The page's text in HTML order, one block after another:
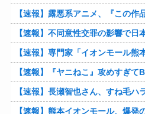
【速報】露悪系アニメ、『この作品』
【速報】不同意性交罪の影響で日
【速報】専門家「イオンモール熊本の爆心地
【速報】『ヤニねこ』攻めすぎて
【速報】長瀬智也さん、すね毛ハラスメントを謝罪「不
【速報】熊本イオンモール、爆発